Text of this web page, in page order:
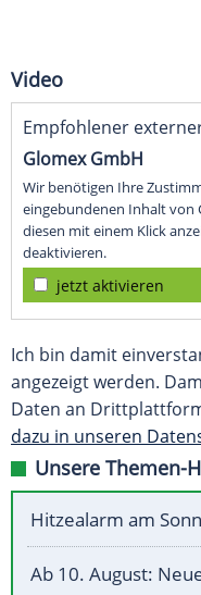
Video
Empfohlener
Glomex GmbH
Wir benötigen Ihre
eingebundenen Inhalt von
diesen mit einem Klick
deaktivieren.
jetzt aktivieren
Ich bin damit
angezeigt werden.
Daten an
dazu in unseren
Unsere Themen-
Hitzealarm am
Ab 10. August: